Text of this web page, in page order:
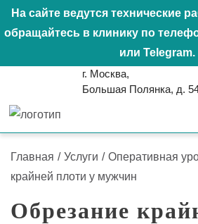
На сайте ведутся технические
обращайтесь в клинику по
или Telegram.
г. Москва,
Большая Полянка, д.
Главная / Услуги / Оперативная
крайней плоти у мужчин
Обрезание